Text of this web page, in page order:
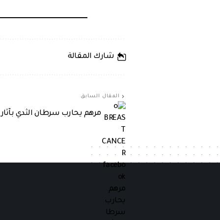
شارك المقالة
المقال السابق
مرهم يحارب سرطان الثدي